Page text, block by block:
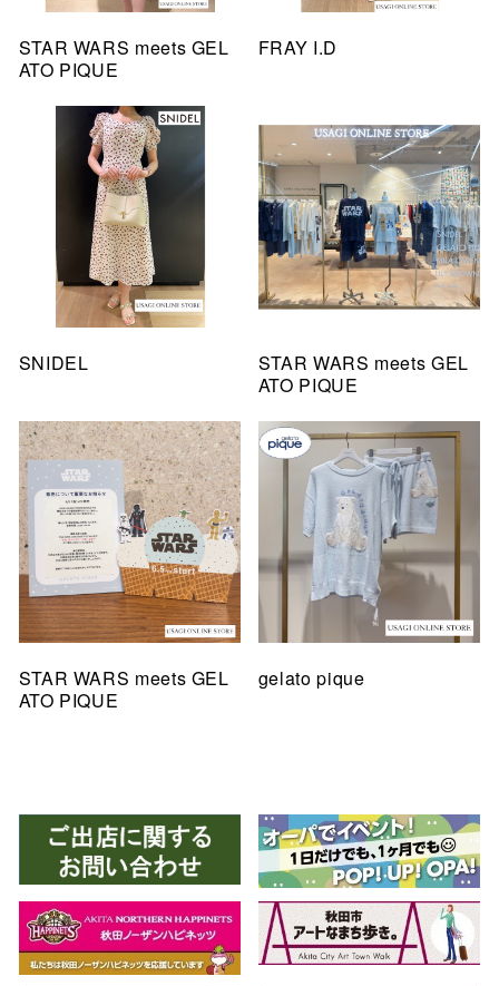
STAR WARS meets GEL
ATO PIQUE
FRAY I.D
SNIDEL
STAR WARS meets GEL
ATO PIQUE
STAR WARS meets GEL
ATO PIQUE
gelato pique